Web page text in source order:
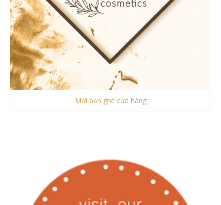
Mời bạn ghé cửa hàng